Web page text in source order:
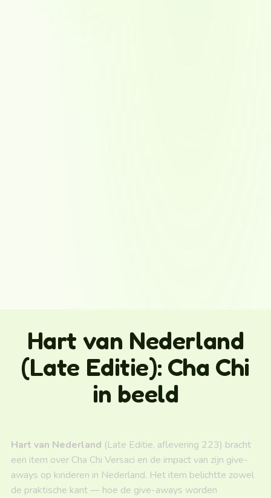
Hart van Nederland
(Late Editie): Cha Chi
in beeld
Hart van Nederland (Late Editie, aflevering 223) bracht
een item over Cha Chi Versaci en de impact van zijn give-
aways op kinderen in Nederland. Het item belichtte zowel
de praktische kant — hoe de give-aways worden